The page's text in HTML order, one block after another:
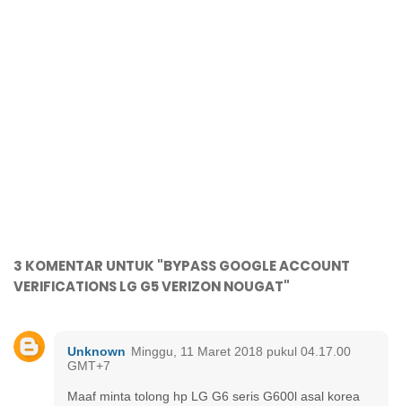
3 KOMENTAR UNTUK "BYPASS GOOGLE ACCOUNT
VERIFICATIONS LG G5 VERIZON NOUGAT"
Unknown Minggu, 11 Maret 2018 pukul 04.17.00
GMT+7
Maaf minta tolong hp LG G6 seris G600l asal korea